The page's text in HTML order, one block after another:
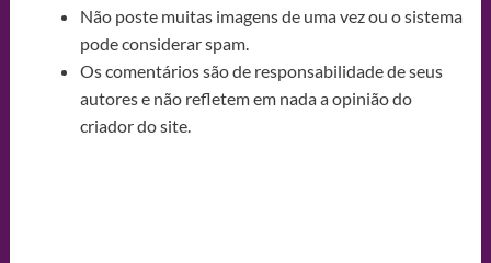
Não poste muitas imagens de uma vez ou o sistema
pode considerar spam.
Os comentários são de responsabilidade de seus
autores e não refletem em nada a opinião do
criador do site.